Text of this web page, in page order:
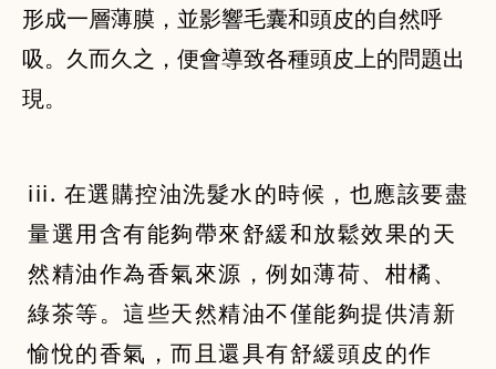
形成一層薄膜，並影響毛囊和頭皮的自然呼
吸。久而久之，便會導致各種頭皮上的問題出
現。
iii. 在選購控油洗髮水的時候，也應該要盡
量選用含有能夠帶來舒緩和放鬆效果的天
然精油作為香氣來源，例如薄荷、柑橘、
綠茶等。這些天然精油不僅能夠提供清新
愉悅的香氣，而且還具有舒緩頭皮的作